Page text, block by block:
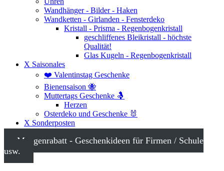
Wandhänger - Bilder - Haken
Wandketten - Girlanden - Fensterdeko
Kristall - Prisma - Regenbogenkristall
geschliffenes Bleikristall - höchste
Qualität!
Glas Kugeln - Regenbogenkristall
X Saisonales
❤️ Valentinstag Geschenke
Bienensaison 🐝
Muttertags Geschenke 🤱
Herzen
Osterdeko und Geschenke 🐰
X Sonderposten
Mengenrabatt - Geschenkideen für Firmen / Schule
usw.